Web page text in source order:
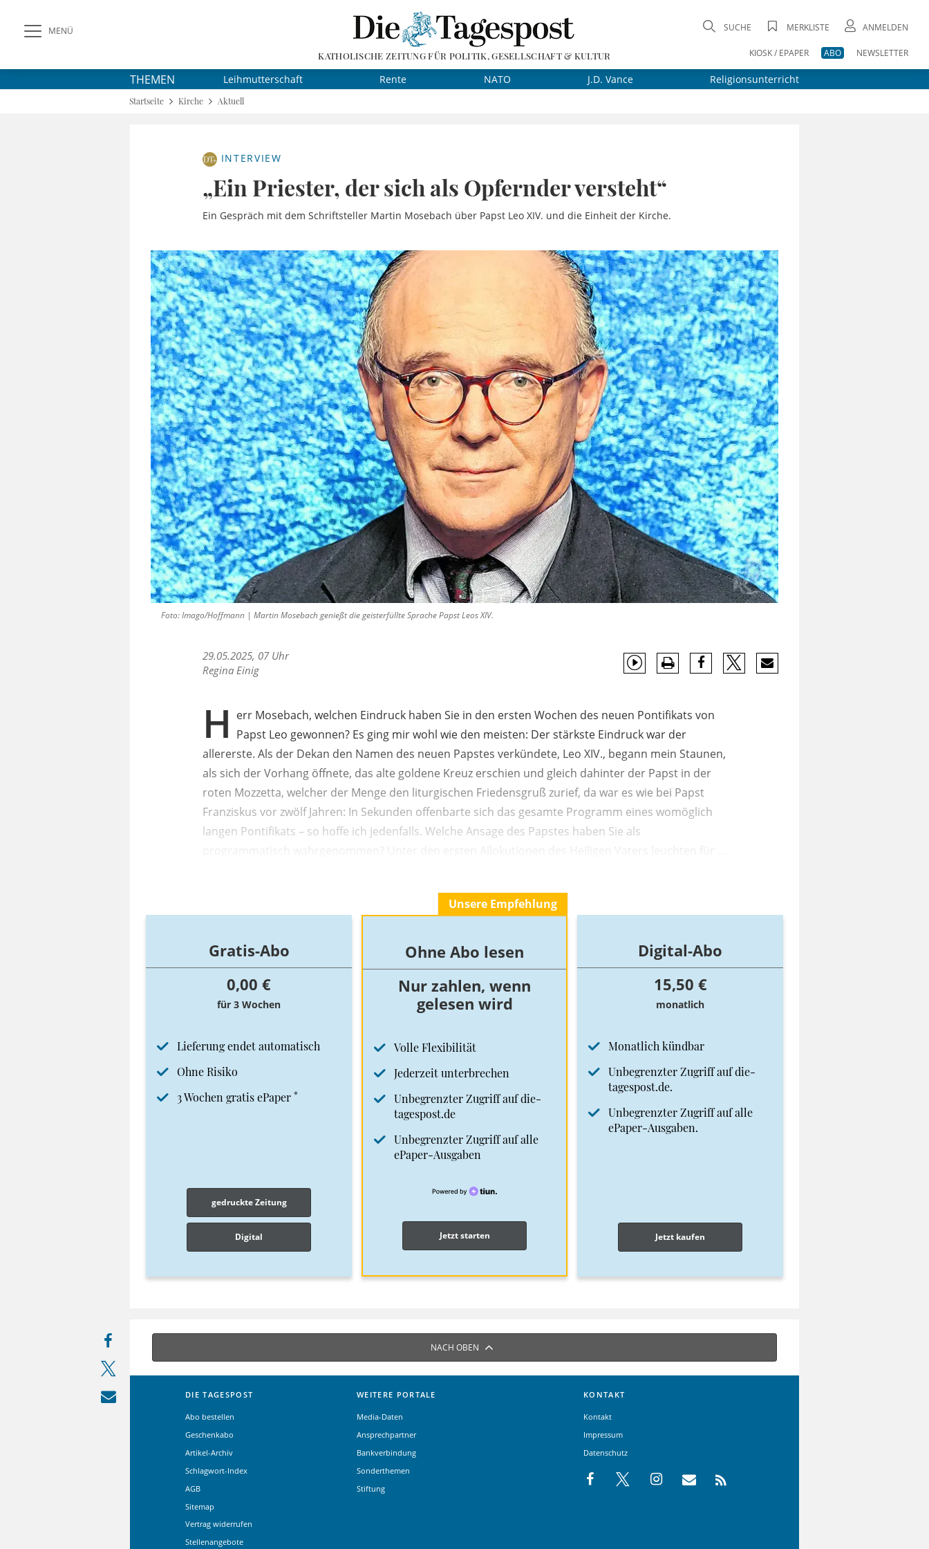
MENÜ
KATHOLISCHE ZEITUNG FÜR POLITIK, GESELLSCHAFT & KULTUR
SUCHE MERKLISTE ANMELDEN
KIOSK / EPAPER ABO NEWSLETTER
THEMEN Leihmutterschaft Rente NATO J.D. Vance Religionsunterricht
Startseite Kirche Aktuell
INTERVIEW
„Ein Priester, der sich als Opfernder versteht“
Ein Gespräch mit dem Schriftsteller Martin Mosebach über Papst Leo XIV. und die Einheit der Kirche.
Foto: Imago/Hoffmann | Martin Mosebach genießt die geisterfüllte Sprache Papst Leos XIV.
29.05.2025, 07 Uhr
Regina Einig
H err Mosebach, welchen Eindruck haben Sie in den ersten Wochen des neuen Pontifikats von
Papst Leo gewonnen? Es ging mir wohl wie den meisten: Der stärkste Eindruck war der
allererste. Als der Dekan den Namen des neuen Papstes verkündete, Leo XIV., begann mein Staunen,
als sich der Vorhang öffnete, das alte goldene Kreuz erschien und gleich dahinter der Papst in der
roten Mozzetta, welcher der Menge den liturgischen Friedensgruß zurief, da war es wie bei Papst
Franziskus vor zwölf Jahren: In Sekunden offenbarte sich das gesamte Programm eines womöglich
langen Pontifikats – so hoffe ich jedenfalls. Welche Ansage des Papstes haben Sie als
programmatisch wahrgenommen? Unter den ersten Allokutionen des Heiligen Vaters leuchten für ...
Gratis-Abo
0,00 €
für 3 Wochen
Lieferung endet automatisch
Ohne Risiko
3 Wochen gratis ePaper *
gedruckte Zeitung
Digital
Unsere Empfehlung
Ohne Abo lesen
Nur zahlen, wenn
gelesen wird
Volle Flexibilität
Jederzeit unterbrechen
Unbegrenzter Zugriff auf die-
tagespost.de
Unbegrenzter Zugriff auf alle
ePaper-Ausgaben
Jetzt starten
Digital-Abo
15,50 €
monatlich
Monatlich kündbar
Unbegrenzter Zugriff auf die-
tagespost.de.
Unbegrenzter Zugriff auf alle
ePaper-Ausgaben.
Jetzt kaufen
NACH OBEN
DIE TAGESPOST
Abo bestellen
Geschenkabo
Artikel-Archiv
Schlagwort-Index
AGB
Sitemap
Vertrag widerrufen
Stellenangebote
WEITERE PORTALE
Media-Daten
Ansprechpartner
Bankverbindung
Sonderthemen
Stiftung
KONTAKT
Kontakt
Impressum
Datenschutz